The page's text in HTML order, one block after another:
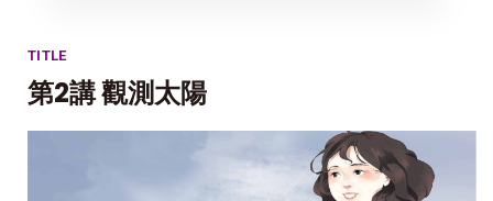
TITLE
第2講 觀測太陽